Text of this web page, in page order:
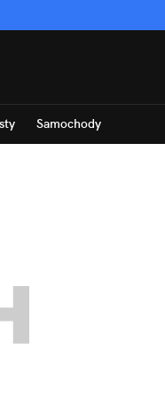
Samochody